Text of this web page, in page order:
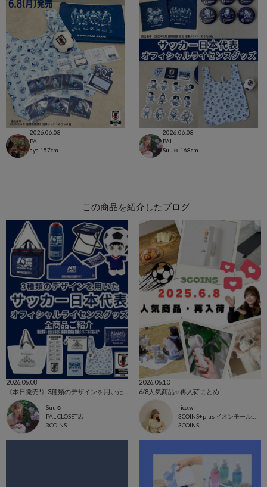
2026.06.08
aya 157cm
2026.06.08
Suu☺︎ 168cm
この商品を紹介したブログ
2026.06.08
Suu☺︎
PAL CLOSET店
3COINS
2026.06.10
6/8人気商品✨再入荷まとめ
rico.w
3COINS+plus イオンモール日吉津店
3COINS